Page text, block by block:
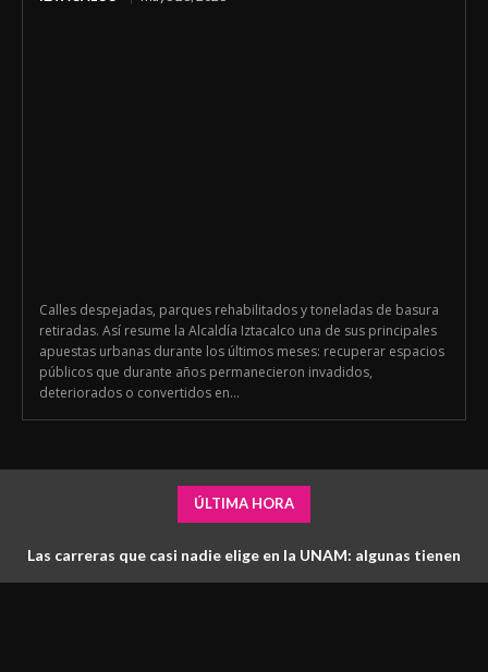
Calles despejadas, parques rehabilitados y toneladas de basura
retiradas. Así resume la Alcaldía Iztacalco una de sus principales
apuestas urbanas durante los últimos meses: recuperar espacios
públicos que durante años permanecieron invadidos,
deteriorados o convertidos en...
ÚLTIMA HORA
Las carreras que casi nadie elige en la UNAM: algunas tienen